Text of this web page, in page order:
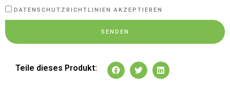
DATENSCHUTZRICHTLINIEN AKZEPTIEREN
SENDEN
Teile dieses Produkt: